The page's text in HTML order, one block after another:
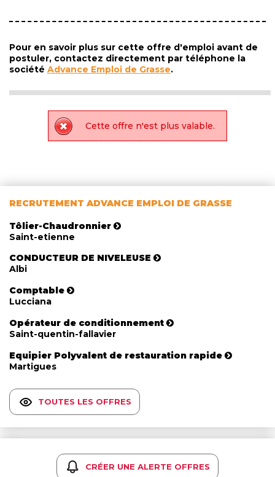
Pour en savoir plus sur cette offre d'emploi avant de
postuler, contactez directement par téléphone la
société Advance Emploi de Grasse.
Cette offre n'est plus valable.
RECRUTEMENT ADVANCE EMPLOI DE GRASSE
Tôlier-Chaudronnier
Saint-etienne
CONDUCTEUR DE NIVELEUSE
Albi
Comptable
Lucciana
Opérateur de conditionnement
Saint-quentin-fallavier
Equipier Polyvalent de restauration rapide
Martigues
TOUTES LES OFFRES
CRÉER UNE ALERTE OFFRES